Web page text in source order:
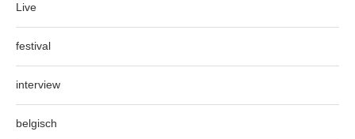
Live
festival
interview
belgisch